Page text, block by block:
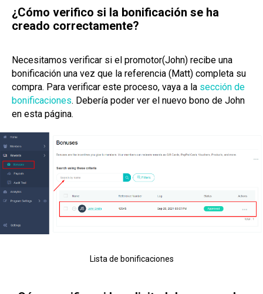
¿Cómo verifico si la bonificación se ha
creado correctamente?
Necesitamos verificar si el promotor(John) recibe una
bonificación una vez que la referencia (Matt) completa su
compra. Para verificar este proceso, vaya a la sección de
bonificaciones. Debería poder ver el nuevo bono de John
en esta página.
Lista de bonificaciones